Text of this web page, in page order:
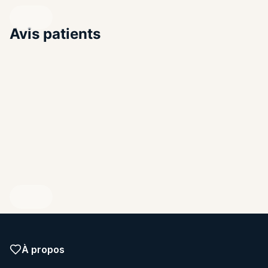
Avis patients
À propos